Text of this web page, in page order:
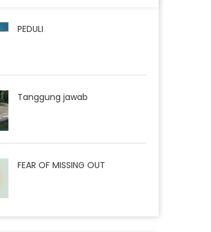
PEDULI
Tanggung jawab
FEAR OF MISSING OUT